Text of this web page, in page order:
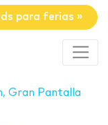
para ferias »
Gran Pantalla